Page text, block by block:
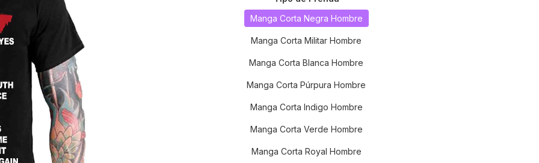
Manga Corta Negra Hombre
Manga Corta Militar Hombre
Manga Corta Blanca Hombre
Manga Corta Púrpura Hombre
Manga Corta Indigo Hombre
Manga Corta Verde Hombre
Manga Corta Royal Hombre